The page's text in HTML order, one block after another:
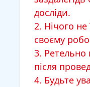
досліди.
2. Нічого
своєму
3. Ретельно
після
4. Будьте